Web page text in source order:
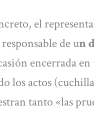
el
de un
encerrada
los actos
tanto «las